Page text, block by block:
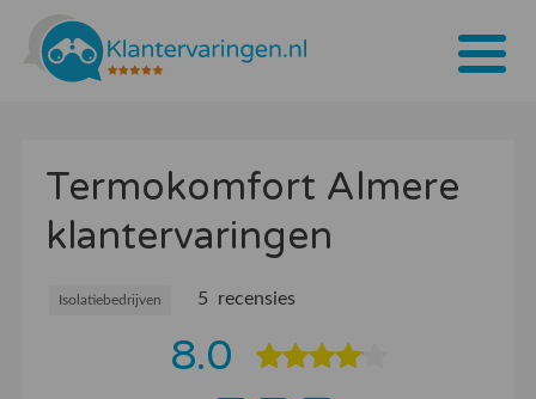
Tarieven
Bedrijven
Over ons
Termokomfort Almere
klantervaringen
Isolatiebedrijven 5 recensies
8.0